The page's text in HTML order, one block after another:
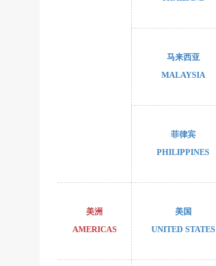
马来西亚
MALAYSIA
菲律宾
PHILIPPINES
美洲
AMERICAS
美国
UNITED STATES